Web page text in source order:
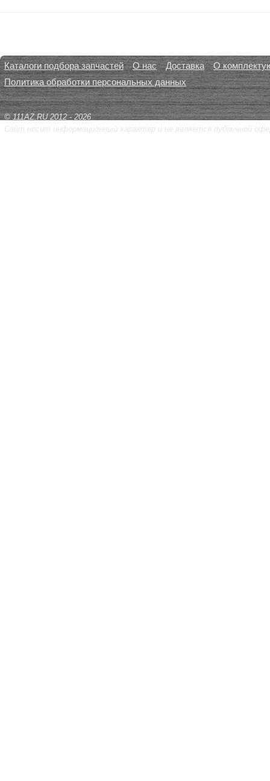
Каталоги подбора запчастей О нас Доставка
О
Политика обработки персональных данных
© 111AZ.RU 2012 - 2026
Сайт носит информационный характер и не является публичной